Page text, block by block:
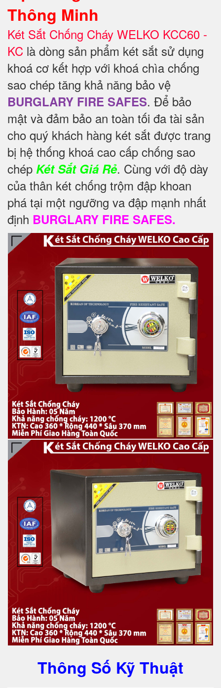
Thông Minh
Két Sắt Chống Cháy WELKO KCC60 -
KC là dòng sản phẩm két sắt sử dụng
khoá cơ kết hợp với khoá chìa chống
sao chép tăng khả năng bảo vệ
BURGLARY FIRE SAFES. Để bảo
mật và đảm bảo an toàn tối đa tài sản
cho quý khách hàng két sắt được trang
bị hệ thống khoá cao cấp chống sao
chép Két Sắt Giá Rẻ. Cùng với độ dày
của thân két chống trộm đập khoan
phá tại một ngưỡng va đập mạnh nhất
định BURGLARY FIRE SAFES.
Thông Số Kỹ Thuật